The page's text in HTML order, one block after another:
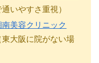
通いやすさ重視）
南美容クリニック
東大阪に院がない場